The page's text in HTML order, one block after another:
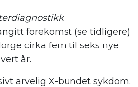
forekomst (se tidligere)
cirka fem til seks nye
år.
arvelig X-bundet sykdom.